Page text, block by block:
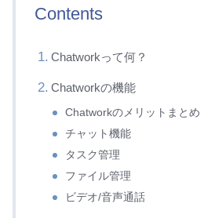
Contents
Chatworkって何？
Chatworkの機能
Chatworkのメリットまとめ
チャット機能
タスク管理
ファイル管理
ビデオ/音声通話